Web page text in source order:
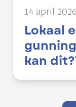
14 april 2026
Lokaal
kan